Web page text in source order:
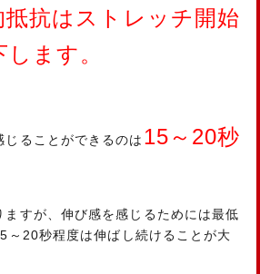
抵抗はストレッチ開始
ます。
ることができるのは 15～20秒
ますが、伸び感を感じるためには最低
～20秒程度は伸ばし続けることが大